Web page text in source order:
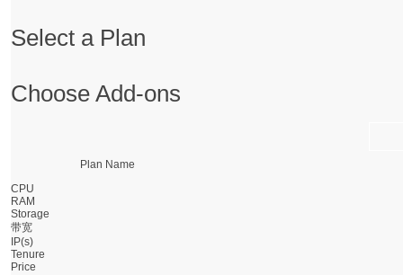
Select a Plan
Choose Add-ons
Plan Name
CPU
RAM
Storage
带宽
IP(s)
Tenure
Price